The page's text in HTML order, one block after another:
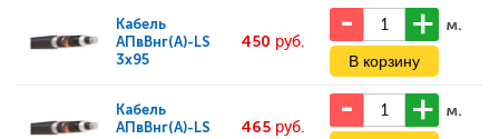
Кабель
АПвВнг(А)-LS
3x95
450 руб.
м.
Кабель
АПвВнг(А)-LS
465 руб.
м.